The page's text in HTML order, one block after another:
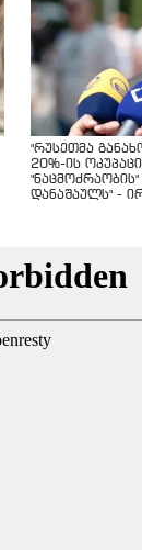
"რუსეთმა
20%-ის
დანაშაულს" -